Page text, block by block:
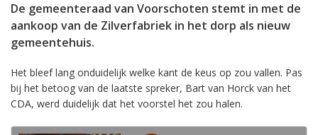
De gemeenteraad van Voorschoten stemt in met de
aankoop van de Zilverfabriek in het dorp als nieuw
gemeentehuis.
Het bleef lang onduidelijk welke kant de keus op zou vallen. Pas
bij het betoog van de laatste spreker, Bart van Horck van het
CDA, werd duidelijk dat het voorstel het zou halen.